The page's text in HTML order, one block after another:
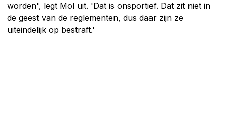
worden', legt Mol uit. 'Dat is onsportief. Dat zit niet in
de geest van de reglementen, dus daar zijn ze
uiteindelijk op bestraft.'